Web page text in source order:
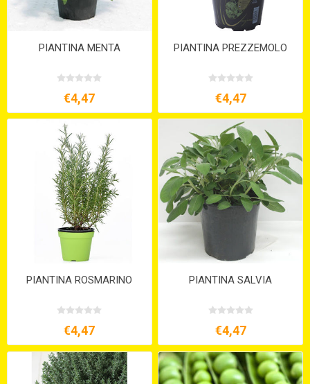
PIANTINA MENTA
€4,47
PIANTINA PREZZEMOLO
€4,47
PIANTINA ROSMARINO
€4,47
PIANTINA SALVIA
€4,47